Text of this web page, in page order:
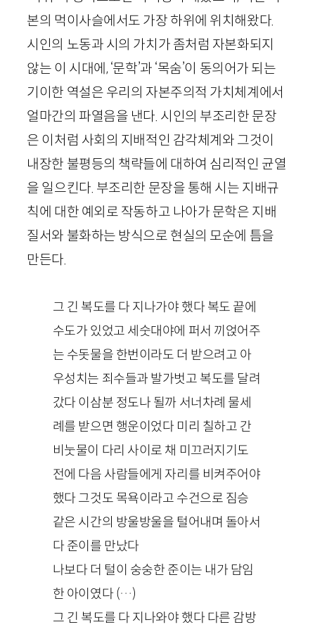
본의 먹이사슬에서도 가장 하위에 위치해왔다.
시인의 노동과 시의 가치가 좀처럼 자본화되지
않는 이 시대에, ‘문학’과 ‘목숨’이 동의어가 되는
기이한 역설은 우리의 자본주의적 가치체계에서
얼마간의 파열음을 낸다. 시인의 부조리한 문장
은 이처럼 사회의 지배적인 감각체계와 그것이
내장한 불평등의 책략들에 대하여 심리적인 균열
을 일으킨다. 부조리한 문장을 통해 시는 지배규
칙에 대한 예외로 작동하고 나아가 문학은 지배
질서와 불화하는 방식으로 현실의 모순에 틈을
만든다.
그 긴 복도를 다 지나가야 했다 복도 끝에
수도가 있었고 세숫대야에 퍼서 끼얹어주
는 수돗물을 한번이라도 더 받으려고 아
우성치는 죄수들과 발가벗고 복도를 달려
갔다 이삼분 정도나 될까 서너차례 물세
례를 받으면 행운이었다 미리 칠하고 간
비눗물이 다리 사이로 채 미끄러지기도
전에 다음 사람들에게 자리를 비켜주어야
했다 그것도 목욕이라고 수건으로 짐승
같은 시간의 방울방울을 털어내며 돌아서
다 준이를 만났다
나보다 더 털이 숭숭한 준이는 내가 담임
한 아이였다 (…)
그 긴 복도를 다 지나와야 했다 다른 감방